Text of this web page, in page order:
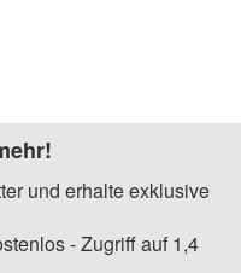
und erhalte exklusive
- Zugriff auf 1,4